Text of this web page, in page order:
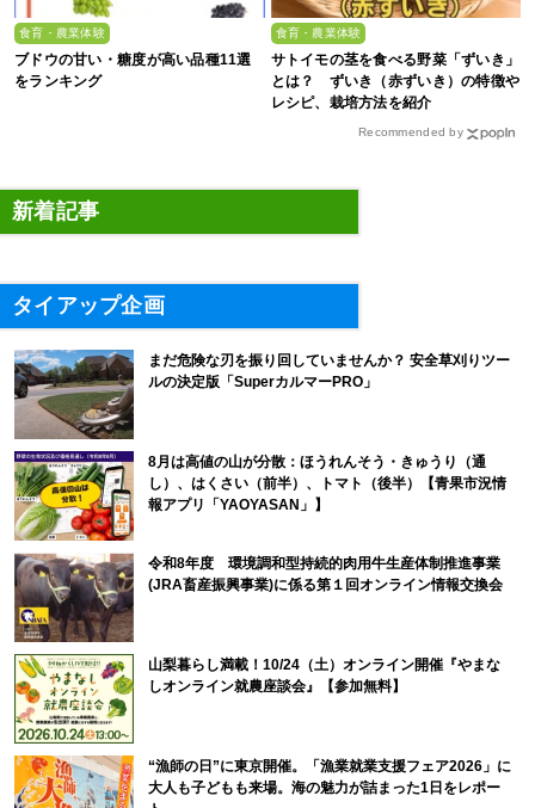
食育・農業体験
ブドウの甘い・糖度が高い品種11選
をランキング
食育・農業体験
サトイモの茎を食べる野菜「ずいき」
とは？ ずいき（赤ずいき）の特徴や
レシピ、栽培方法を紹介
Recommended by
新着記事
タイアップ企画
まだ危険な刃を振り回していませんか？ 安全草刈りツー
ルの決定版「SuperカルマーPRO」
8月は高値の山が分散：ほうれんそう・きゅうり（通
し）、はくさい（前半）、トマト（後半）【青果市況情
報アプリ「YAOYASAN」】
令和8年度 環境調和型持続的肉用牛生産体制推進事業
(JRA畜産振興事業)に係る第１回オンライン情報交換会
山梨暮らし満載！10/24（土）オンライン開催『やまな
しオンライン就農座談会』【参加無料】
“漁師の日”に東京開催。「漁業就業支援フェア2026」に
大人も子どもも来場。海の魅力が詰まった1日をレポー